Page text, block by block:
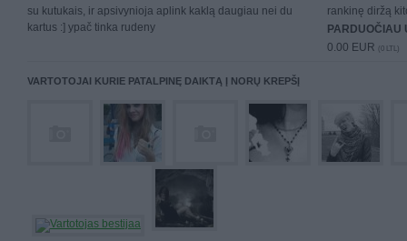
su kutukais, ir apsivynioja aplink kaklą daugiau nei du
kartus :] ypač tinka rudeny
rankinę diržą
PARDUOČIAU
0.00 EUR (0 LTL)
VARTOTOJAI KURIE PATALPINĘ DAIKTĄ Į NORŲ KREPŠĮ